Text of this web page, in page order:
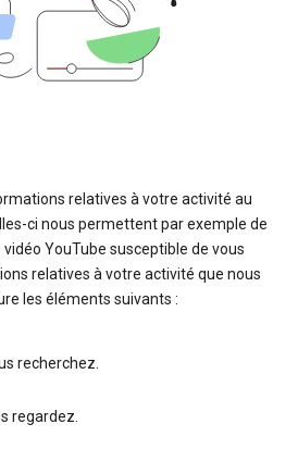
relatives à votre activité au
ci nous permettent par exemple de
YouTube susceptible de vous
relatives à votre activité que nous
les éléments suivants :
recherchez.
regardez.